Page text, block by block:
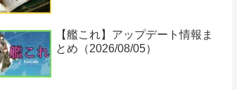
【艦これ】アップデート情報ま
とめ（2026/08/05）